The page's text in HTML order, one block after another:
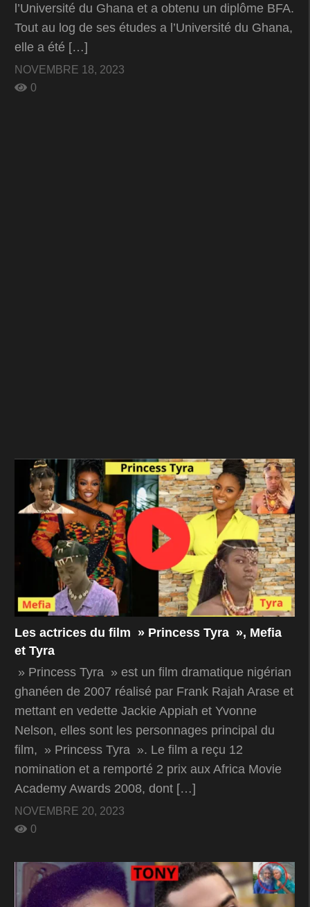
l’Université du Ghana et a obtenu un diplôme BFA.
Tout au log de ses études a l’Université du Ghana,
elle a été […]
NOVEMBRE 18, 2023
0
Les actrices du film » Princess Tyra », Mefia
et Tyra
» Princess Tyra » est un film dramatique nigérian
ghanéen de 2007 réalisé par Frank Rajah Arase et
mettant en vedette Jackie Appiah et Yvonne
Nelson, elles sont les personnages principal du
film, » Princess Tyra ». Le film a reçu 12
nomination et a remporté 2 prix aux Africa Movie
Academy Awards 2008, dont […]
NOVEMBRE 20, 2023
0